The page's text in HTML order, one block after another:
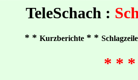
TeleSchach :
* *Kurzberichte* *
* * *